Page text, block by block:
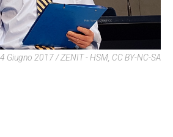
Giugno 2017 / ZENIT - HSM, CC BY-NC-SA